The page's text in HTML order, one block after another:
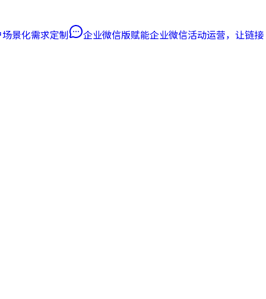
景化需求定制 企业微信版赋能企业微信活动运营，让链接